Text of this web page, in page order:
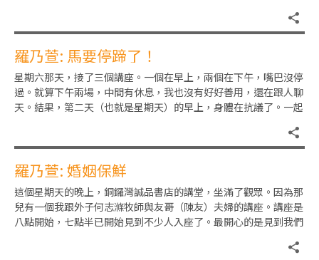
羅乃萱: 馬要停蹄了！
星期六那天，接了三個講座。一個在早上，兩個在下午，嘴巴沒停
過。就算下午兩場，中間有休息，我也沒有好好善用，還在跟人聊
天。結果，第二天（也就是星期天）的早上，身體在抗議了。一起
羅乃萱: 婚姻保鮮
這個星期天的晚上，銅鑼灣誠品書店的講堂，坐滿了觀眾。因為那
兒有一個我跟外子何志滌牧師與友哥（陳友）夫婦的講座。講座是
八點開始，七點半已開始見到不少人入座了。最開心的是見到我們